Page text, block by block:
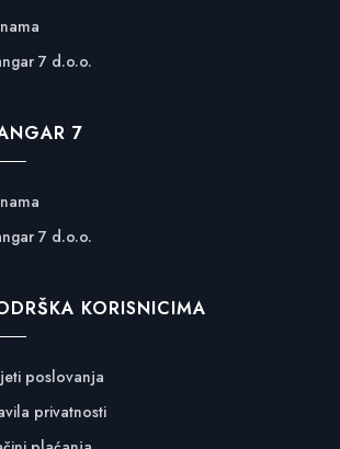
7 d.o.o.
7
7 d.o.o.
KORISNICIMA
poslovanja
privatnosti